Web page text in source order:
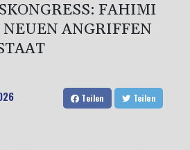
FAHIMI
ANGRIFFEN
Teilen Teilen